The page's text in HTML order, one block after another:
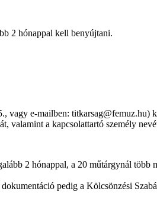
2 hónappal kell benyújtani.
vagy e-mailben:
valamint a kapcsolattartó személy
2 hónappal, a 20 műtárgynál
pedig a Kölcsönzési